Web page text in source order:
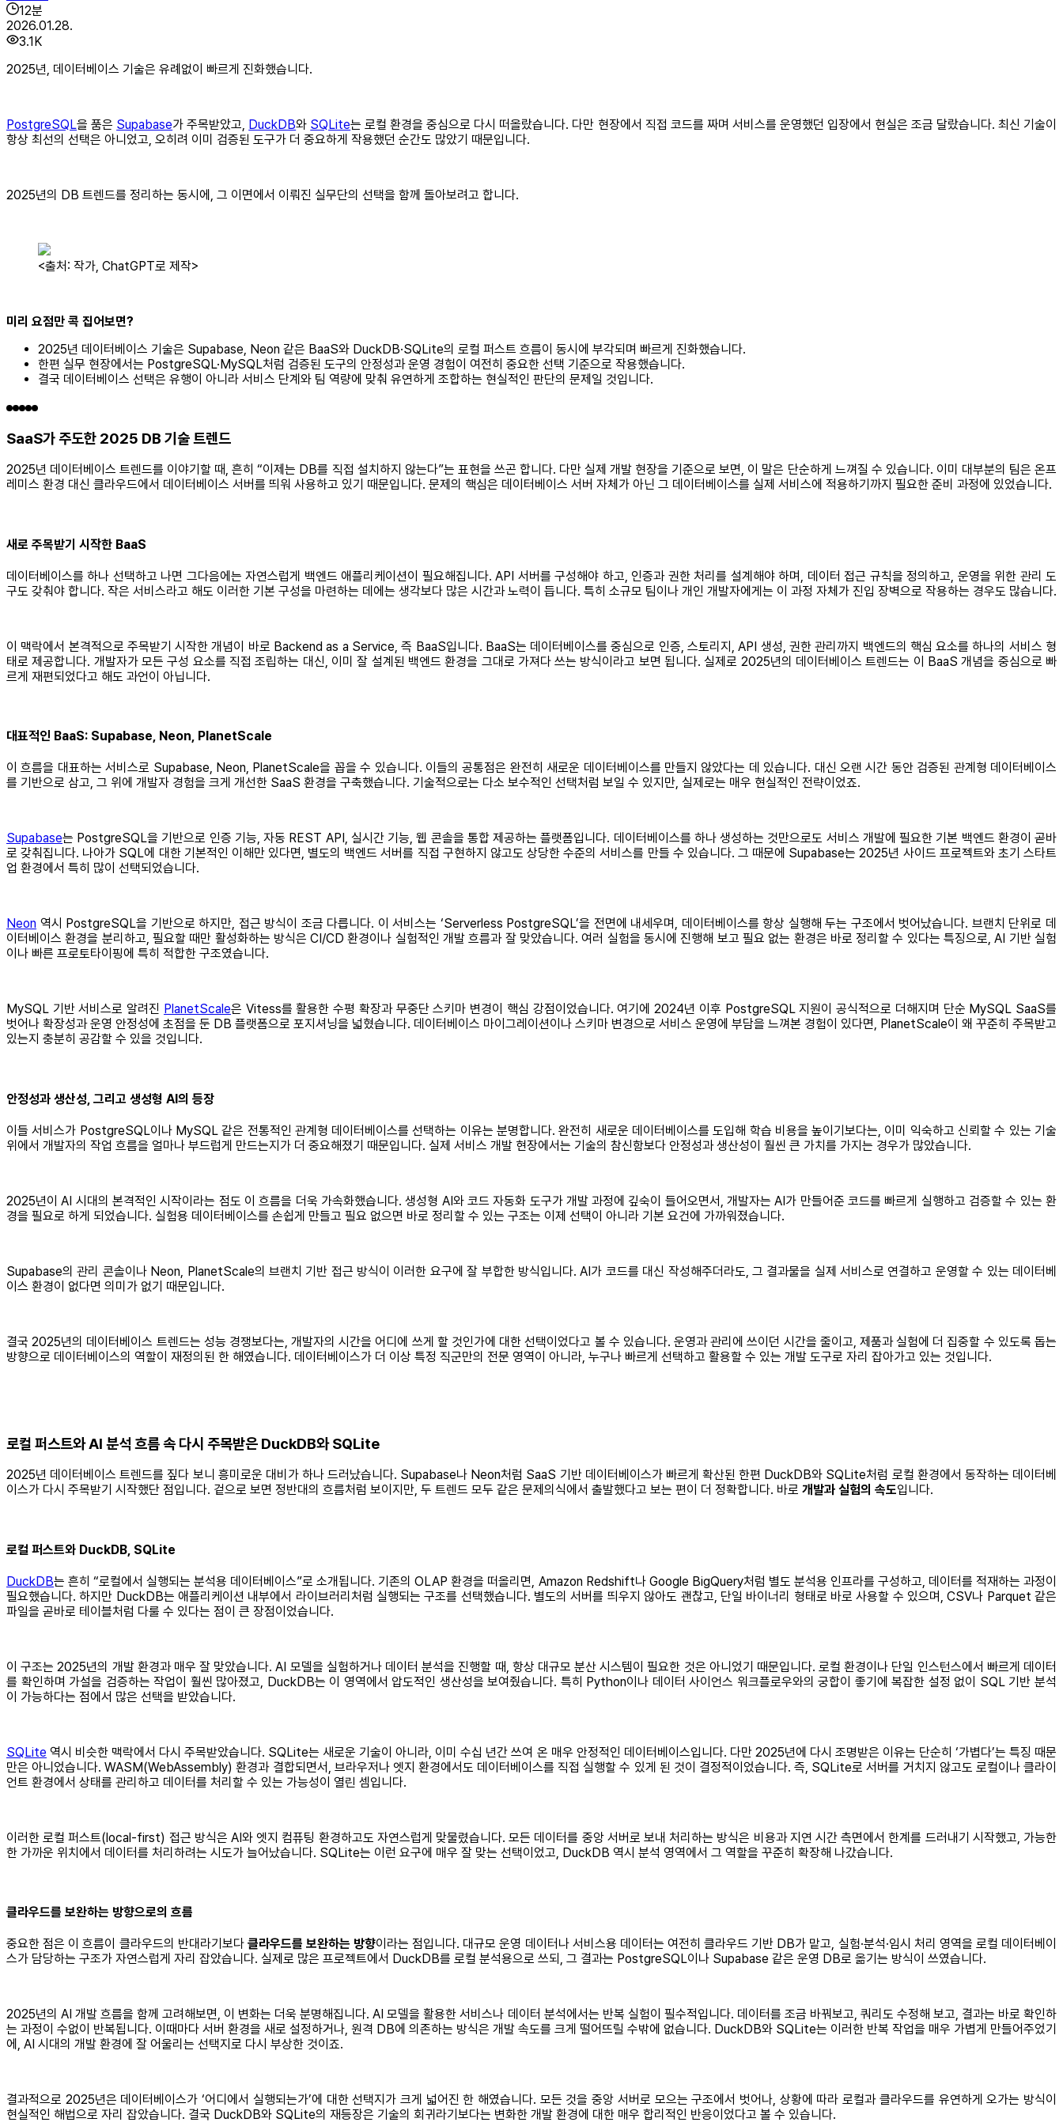
12분
2026.01.28.
3.1K
2025년, 데이터베이스 기술은 유례없이 빠르게 진화했습니다.
PostgreSQL을 품은 Supabase가 주목받았고, DuckDB와 SQLite는 로컬 환경을 중심으로 다시 떠올랐습니다. 다만 현장에서 직접 코드를 짜며 서비스를 운영했던 입장에서 현실은 조금 달랐습니다. 최신 기술이
항상 최선의 선택은 아니었고, 오히려 이미 검증된 도구가 더 중요하게 작용했던 순간도 많았기 때문입니다.
2025년의 DB 트렌드를 정리하는 동시에, 그 이면에서 이뤄진 실무단의 선택을 함께 돌아보려고 합니다.
<출처: 작가, ChatGPT로 제작>
미리 요점만 콕 집어보면?
2025년 데이터베이스 기술은 Supabase, Neon 같은 BaaS와 DuckDB·SQLite의 로컬 퍼스트 흐름이 동시에 부각되며 빠르게 진화했습니다.
한편 실무 현장에서는 PostgreSQL·MySQL처럼 검증된 도구의 안정성과 운영 경험이 여전히 중요한 선택 기준으로 작용했습니다.
결국 데이터베이스 선택은 유행이 아니라 서비스 단계와 팀 역량에 맞춰 유연하게 조합하는 현실적인 판단의 문제일 것입니다.
SaaS가 주도한 2025 DB 기술 트렌드
2025년 데이터베이스 트렌드를 이야기할 때, 흔히 “이제는 DB를 직접 설치하지 않는다”는 표현을 쓰곤 합니다. 다만 실제 개발 현장을 기준으로 보면, 이 말은 단순하게 느껴질 수 있습니다. 이미 대부분의 팀은 온프
레미스 환경 대신 클라우드에서 데이터베이스 서버를 띄워 사용하고 있기 때문입니다. 문제의 핵심은 데이터베이스 서버 자체가 아닌 그 데이터베이스를 실제 서비스에 적용하기까지 필요한 준비 과정에 있었습니다.
새로 주목받기 시작한 BaaS
데이터베이스를 하나 선택하고 나면 그다음에는 자연스럽게 백엔드 애플리케이션이 필요해집니다. API 서버를 구성해야 하고, 인증과 권한 처리를 설계해야 하며, 데이터 접근 규칙을 정의하고, 운영을 위한 관리 도
구도 갖춰야 합니다. 작은 서비스라고 해도 이러한 기본 구성을 마련하는 데에는 생각보다 많은 시간과 노력이 듭니다. 특히 소규모 팀이나 개인 개발자에게는 이 과정 자체가 진입 장벽으로 작용하는 경우도 많습니다.
이 맥락에서 본격적으로 주목받기 시작한 개념이 바로 Backend as a Service, 즉 BaaS입니다. BaaS는 데이터베이스를 중심으로 인증, 스토리지, API 생성, 권한 관리까지 백엔드의 핵심 요소를 하나의 서비스 형
태로 제공합니다. 개발자가 모든 구성 요소를 직접 조립하는 대신, 이미 잘 설계된 백엔드 환경을 그대로 가져다 쓰는 방식이라고 보면 됩니다. 실제로 2025년의 데이터베이스 트렌드는 이 BaaS 개념을 중심으로 빠
르게 재편되었다고 해도 과언이 아닙니다.
대표적인 BaaS: Supabase, Neon, PlanetScale
이 흐름을 대표하는 서비스로 Supabase, Neon, PlanetScale을 꼽을 수 있습니다. 이들의 공통점은 완전히 새로운 데이터베이스를 만들지 않았다는 데 있습니다. 대신 오랜 시간 동안 검증된 관계형 데이터베이스
를 기반으로 삼고, 그 위에 개발자 경험을 크게 개선한 SaaS 환경을 구축했습니다. 기술적으로는 다소 보수적인 선택처럼 보일 수 있지만, 실제로는 매우 현실적인 전략이었죠.
Supabase는 PostgreSQL을 기반으로 인증 기능, 자동 REST API, 실시간 기능, 웹 콘솔을 통합 제공하는 플랫폼입니다. 데이터베이스를 하나 생성하는 것만으로도 서비스 개발에 필요한 기본 백엔드 환경이 곧바
로 갖춰집니다. 나아가 SQL에 대한 기본적인 이해만 있다면, 별도의 백엔드 서버를 직접 구현하지 않고도 상당한 수준의 서비스를 만들 수 있습니다. 그 때문에 Supabase는 2025년 사이드 프로젝트와 초기 스타트
업 환경에서 특히 많이 선택되었습니다.
Neon 역시 PostgreSQL을 기반으로 하지만, 접근 방식이 조금 다릅니다. 이 서비스는 ‘Serverless PostgreSQL’을 전면에 내세우며, 데이터베이스를 항상 실행해 두는 구조에서 벗어났습니다. 브랜치 단위로 데
이터베이스 환경을 분리하고, 필요할 때만 활성화하는 방식은 CI/CD 환경이나 실험적인 개발 흐름과 잘 맞았습니다. 여러 실험을 동시에 진행해 보고 필요 없는 환경은 바로 정리할 수 있다는 특징으로, AI 기반 실험
이나 빠른 프로토타이핑에 특히 적합한 구조였습니다.
MySQL 기반 서비스로 알려진 PlanetScale은 Vitess를 활용한 수평 확장과 무중단 스키마 변경이 핵심 강점이었습니다. 여기에 2024년 이후 PostgreSQL 지원이 공식적으로 더해지며 단순 MySQL SaaS를
벗어나 확장성과 운영 안정성에 초점을 둔 DB 플랫폼으로 포지셔닝을 넓혔습니다. 데이터베이스 마이그레이션이나 스키마 변경으로 서비스 운영에 부담을 느껴본 경험이 있다면, PlanetScale이 왜 꾸준히 주목받고
있는지 충분히 공감할 수 있을 것입니다.
안정성과 생산성, 그리고 생성형 AI의 등장
이들 서비스가 PostgreSQL이나 MySQL 같은 전통적인 관계형 데이터베이스를 선택하는 이유는 분명합니다. 완전히 새로운 데이터베이스를 도입해 학습 비용을 높이기보다는, 이미 익숙하고 신뢰할 수 있는 기술
위에서 개발자의 작업 흐름을 얼마나 부드럽게 만드는지가 더 중요해졌기 때문입니다. 실제 서비스 개발 현장에서는 기술의 참신함보다 안정성과 생산성이 훨씬 큰 가치를 가지는 경우가 많았습니다.
2025년이 AI 시대의 본격적인 시작이라는 점도 이 흐름을 더욱 가속화했습니다. 생성형 AI와 코드 자동화 도구가 개발 과정에 깊숙이 들어오면서, 개발자는 AI가 만들어준 코드를 빠르게 실행하고 검증할 수 있는 환
경을 필요로 하게 되었습니다. 실험용 데이터베이스를 손쉽게 만들고 필요 없으면 바로 정리할 수 있는 구조는 이제 선택이 아니라 기본 요건에 가까워졌습니다.
Supabase의 관리 콘솔이나 Neon, PlanetScale의 브랜치 기반 접근 방식이 이러한 요구에 잘 부합한 방식입니다. AI가 코드를 대신 작성해주더라도, 그 결과물을 실제 서비스로 연결하고 운영할 수 있는 데이터베
이스 환경이 없다면 의미가 없기 때문입니다.
결국 2025년의 데이터베이스 트렌드는 성능 경쟁보다는, 개발자의 시간을 어디에 쓰게 할 것인가에 대한 선택이었다고 볼 수 있습니다. 운영과 관리에 쓰이던 시간을 줄이고, 제품과 실험에 더 집중할 수 있도록 돕는
방향으로 데이터베이스의 역할이 재정의된 한 해였습니다. 데이터베이스가 더 이상 특정 직군만의 전문 영역이 아니라, 누구나 빠르게 선택하고 활용할 수 있는 개발 도구로 자리 잡아가고 있는 것입니다.
로컬 퍼스트와 AI 분석 흐름 속 다시 주목받은 DuckDB와 SQLite
2025년 데이터베이스 트렌드를 짚다 보니 흥미로운 대비가 하나 드러났습니다. Supabase나 Neon처럼 SaaS 기반 데이터베이스가 빠르게 확산된 한편 DuckDB와 SQLite처럼 로컬 환경에서 동작하는 데이터베
이스가 다시 주목받기 시작했단 점입니다. 겉으로 보면 정반대의 흐름처럼 보이지만, 두 트렌드 모두 같은 문제의식에서 출발했다고 보는 편이 더 정확합니다. 바로 개발과 실험의 속도입니다.
로컬 퍼스트와 DuckDB, SQLite
DuckDB는 흔히 “로컬에서 실행되는 분석용 데이터베이스”로 소개됩니다. 기존의 OLAP 환경을 떠올리면, Amazon Redshift나 Google BigQuery처럼 별도 분석용 인프라를 구성하고, 데이터를 적재하는 과정이
필요했습니다. 하지만 DuckDB는 애플리케이션 내부에서 라이브러리처럼 실행되는 구조를 선택했습니다. 별도의 서버를 띄우지 않아도 괜찮고, 단일 바이너리 형태로 바로 사용할 수 있으며, CSV나 Parquet 같은
파일을 곧바로 테이블처럼 다룰 수 있다는 점이 큰 장점이었습니다.
이 구조는 2025년의 개발 환경과 매우 잘 맞았습니다. AI 모델을 실험하거나 데이터 분석을 진행할 때, 항상 대규모 분산 시스템이 필요한 것은 아니었기 때문입니다. 로컬 환경이나 단일 인스턴스에서 빠르게 데이터
를 확인하며 가설을 검증하는 작업이 훨씬 많아졌고, DuckDB는 이 영역에서 압도적인 생산성을 보여줬습니다. 특히 Python이나 데이터 사이언스 워크플로우와의 궁합이 좋기에 복잡한 설정 없이 SQL 기반 분석
이 가능하다는 점에서 많은 선택을 받았습니다.
SQLite 역시 비슷한 맥락에서 다시 주목받았습니다. SQLite는 새로운 기술이 아니라, 이미 수십 년간 쓰여 온 매우 안정적인 데이터베이스입니다. 다만 2025년에 다시 조명받은 이유는 단순히 ‘가볍다’는 특징 때문
만은 아니었습니다. WASM(WebAssembly) 환경과 결합되면서, 브라우저나 엣지 환경에서도 데이터베이스를 직접 실행할 수 있게 된 것이 결정적이었습니다. 즉, SQLite로 서버를 거치지 않고도 로컬이나 클라이
언트 환경에서 상태를 관리하고 데이터를 처리할 수 있는 가능성이 열린 셈입니다.
이러한 로컬 퍼스트(local-first) 접근 방식은 AI와 엣지 컴퓨팅 환경하고도 자연스럽게 맞물렸습니다. 모든 데이터를 중앙 서버로 보내 처리하는 방식은 비용과 지연 시간 측면에서 한계를 드러내기 시작했고, 가능한
한 가까운 위치에서 데이터를 처리하려는 시도가 늘어났습니다. SQLite는 이런 요구에 매우 잘 맞는 선택이었고, DuckDB 역시 분석 영역에서 그 역할을 꾸준히 확장해 나갔습니다.
클라우드를 보완하는 방향으로의 흐름
중요한 점은 이 흐름이 클라우드의 반대라기보다 클라우드를 보완하는 방향이라는 점입니다. 대규모 운영 데이터나 서비스용 데이터는 여전히 클라우드 기반 DB가 맡고, 실험·분석·임시 처리 영역을 로컬 데이터베이
스가 담당하는 구조가 자연스럽게 자리 잡았습니다. 실제로 많은 프로젝트에서 DuckDB를 로컬 분석용으로 쓰되, 그 결과는 PostgreSQL이나 Supabase 같은 운영 DB로 옮기는 방식이 쓰였습니다.
2025년의 AI 개발 흐름을 함께 고려해보면, 이 변화는 더욱 분명해집니다. AI 모델을 활용한 서비스나 데이터 분석에서는 반복 실험이 필수적입니다. 데이터를 조금 바꿔보고, 쿼리도 수정해 보고, 결과는 바로 확인하
는 과정이 수없이 반복됩니다. 이때마다 서버 환경을 새로 설정하거나, 원격 DB에 의존하는 방식은 개발 속도를 크게 떨어뜨릴 수밖에 없습니다. DuckDB와 SQLite는 이러한 반복 작업을 매우 가볍게 만들어주었기
에, AI 시대의 개발 환경에 잘 어울리는 선택지로 다시 부상한 것이죠.
결과적으로 2025년은 데이터베이스가 ‘어디에서 실행되는가’에 대한 선택지가 크게 넓어진 한 해였습니다. 모든 것을 중앙 서버로 모으는 구조에서 벗어나, 상황에 따라 로컬과 클라우드를 유연하게 오가는 방식이
현실적인 해법으로 자리 잡았습니다. 결국 DuckDB와 SQLite의 재등장은 기술의 회귀라기보다는 변화한 개발 환경에 대한 매우 합리적인 반응이었다고 볼 수 있습니다.